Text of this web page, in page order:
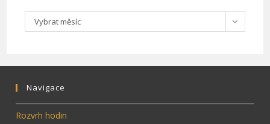
Archiv
článků
Vybrat měsíc
Navigace
Rozvrh hodin